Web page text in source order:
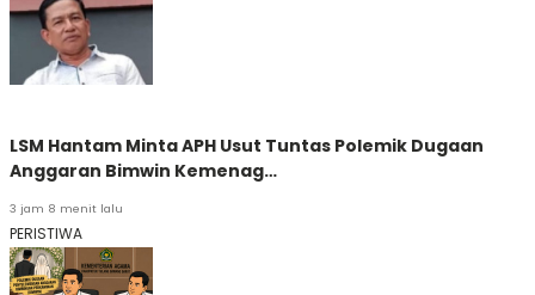
LSM Hantam Minta APH Usut Tuntas Polemik Dugaan
Anggaran Bimwin Kemenag…
3 jam 8 menit lalu
PERISTIWA